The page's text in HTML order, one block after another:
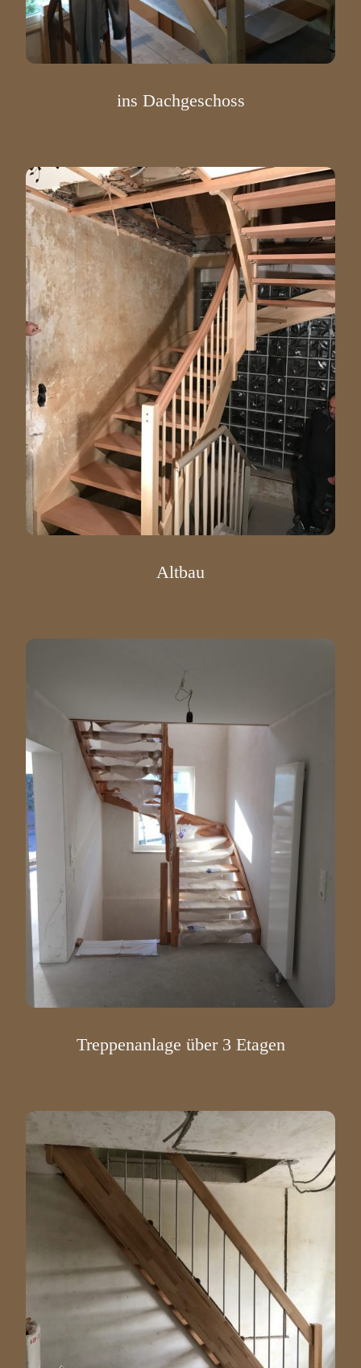
ins Dachgeschoss
Altbau
Treppenanlage über 3 Etagen